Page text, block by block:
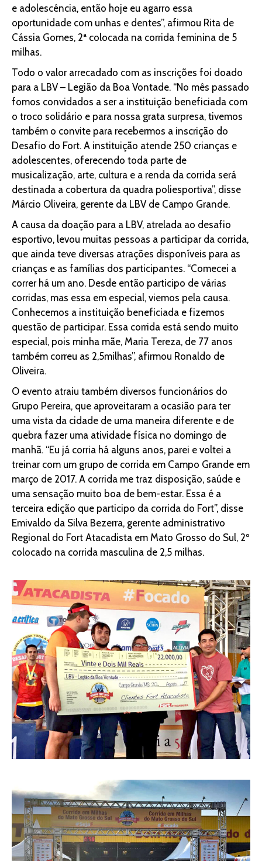
e adolescência, então hoje eu agarro essa
oportunidade com unhas e dentes”, afirmou Rita de
Cássia Gomes, 2ª colocada na corrida feminina de 5
milhas.
Todo o valor arrecadado com as inscrições foi doado
para a LBV – Legião da Boa Vontade. “No mês passado
fomos convidados a ser a instituição beneficiada com
o troco solidário e para nossa grata surpresa, tivemos
também o convite para recebermos a inscrição do
Desafio do Fort. A instituição atende 250 crianças e
adolescentes, oferecendo toda parte de
musicalização, arte, cultura e a renda da corrida será
destinada a cobertura da quadra poliesportiva”, disse
Márcio Oliveira, gerente da LBV de Campo Grande.
A causa da doação para a LBV, atrelada ao desafio
esportivo, levou muitas pessoas a participar da corrida,
que ainda teve diversas atrações disponíveis para as
crianças e as famílias dos participantes. “Comecei a
correr há um ano. Desde então participo de várias
corridas, mas essa em especial, viemos pela causa.
Conhecemos a instituição beneficiada e fizemos
questão de participar. Essa corrida está sendo muito
especial, pois minha mãe, Maria Tereza, de 77 anos
também correu as 2,5milhas”, afirmou Ronaldo de
Oliveira.
O evento atraiu também diversos funcionários do
Grupo Pereira, que aproveitaram a ocasião para ter
uma vista da cidade de uma maneira diferente e de
quebra fazer uma atividade física no domingo de
manhã. “Eu já corria há alguns anos, parei e voltei a
treinar com um grupo de corrida em Campo Grande em
março de 2017. A corrida me traz disposição, saúde e
uma sensação muito boa de bem-estar. Essa é a
terceira edição que participo da corrida do Fort”, disse
Emivaldo da Silva Bezerra, gerente administrativo
Regional do Fort Atacadista em Mato Grosso do Sul, 2º
colocado na corrida masculina de 2,5 milhas.